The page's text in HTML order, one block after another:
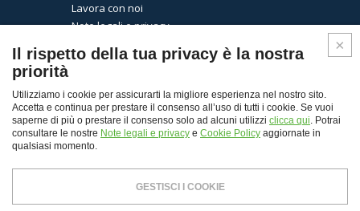
Lavora con noi
Note legali e privacy
© Copyright 2026 - Autoguidovie spa
Il rispetto della tua privacy è la nostra
priorità
Utilizziamo i cookie per assicurarti la migliore esperienza nel nostro sito.
Accetta e continua per prestare il consenso all’uso di tutti i cookie. Se vuoi
saperne di più o prestare il consenso solo ad alcuni utilizzi clicca qui. Potrai
consultare le nostre Note legali e privacy e Cookie Policy aggiornate in
qualsiasi momento.
GESTISCI I COOKIE